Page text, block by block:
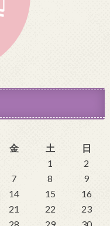
金 土
日
1
2
7 8
9
14 15
16
21 22
23